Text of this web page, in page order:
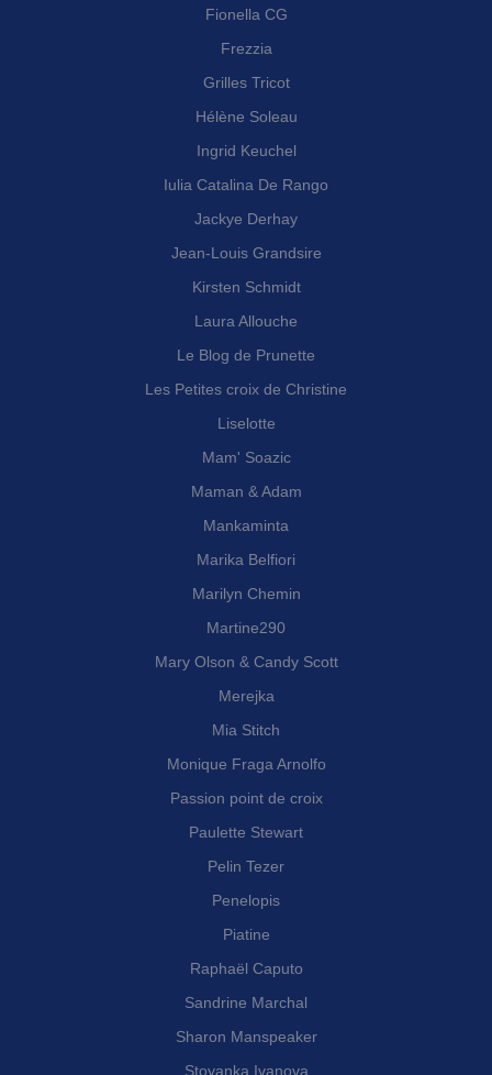
Fionella CG
Frezzia
Grilles Tricot
Hélène Soleau
Ingrid Keuchel
Iulia Catalina De Rango
Jackye Derhay
Jean-Louis Grandsire
Kirsten Schmidt
Laura Allouche
Le Blog de Prunette
Les Petites croix de Christine
Liselotte
Mam' Soazic
Maman & Adam
Mankaminta
Marika Belfiori
Marilyn Chemin
Martine290
Mary Olson & Candy Scott
Merejka
Mia Stitch
Monique Fraga Arnolfo
Passion point de croix
Paulette Stewart
Pelin Tezer
Penelopis
Piatine
Raphaël Caputo
Sandrine Marchal
Sharon Manspeaker
Stoyanka Ivanova